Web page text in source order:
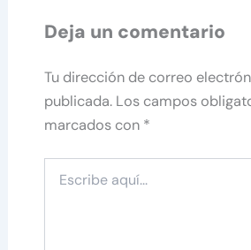
Deja un comentario
Tu dirección de correo
publicada. Los campos
marcados con *
aquí...